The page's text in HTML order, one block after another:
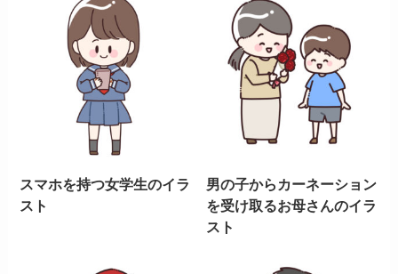
スマホを持つ女学生のイラ
スト
男の子からカーネーション
を受け取るお母さんのイラ
スト